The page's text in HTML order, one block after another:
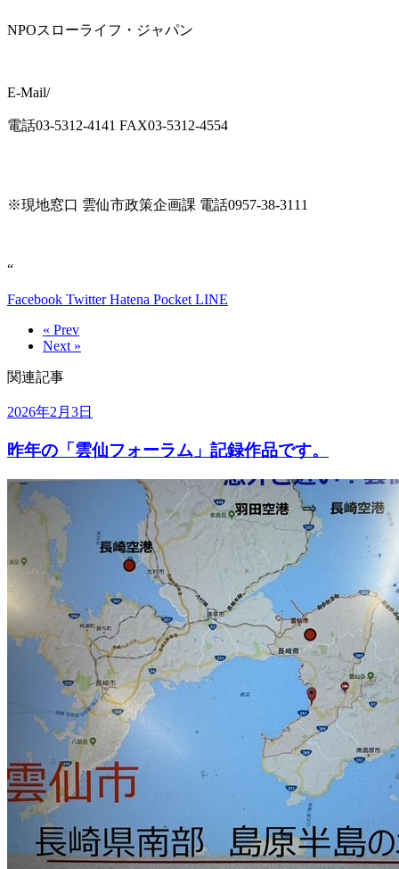
NPOスローライフ・ジャパン
E-Mail/
電話03-5312-4141 FAX03-5312-4554
※現地窓口 雲仙市政策企画課 電話0957-38-3111
“
Facebook TwitterHatena Pocket LINE
« Prev
Next »
関連記事
2026年2月3日
昨年の「雲仙フォーラム」記録作品です。